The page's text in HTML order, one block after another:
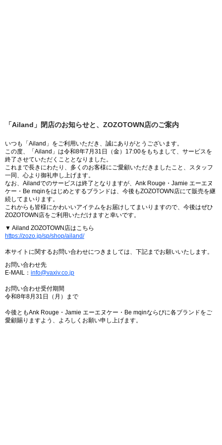
「Ailand」閉店のお知らせと、ZOZOTOWN店のご案内
いつも「Ailand」をご利用いただき、誠にありがとうございます。
この度、「Ailand」は令和8年7月31日（金）17:00をもちまして、サービスを
終了させていただくこととなりました。
これまで長きにわたり、多くのお客様にご愛顧いただきましたこと、スタッフ
一同、心より御礼申し上げます。
なお、Ailandでのサービスは終了となりますが、Ank Rouge・Jamie エーエヌ
ケー・Be mqinをはじめとするブランドは、今後もZOZOTOWN店にて販売を継
続してまいります。
これからも皆様にかわいいアイテムをお届けしてまいりますので、今後はぜひ
ZOZOTOWN店をご利用いただけますと幸いです。
▼ Ailand ZOZOTOWN店はこちら
https://zozo.jp/sp/shop/ailand/
本サイトに関するお問い合わせにつきましては、下記までお願いいたします。
お問い合わせ先
E-MAIL： info@vaxiv.co.jp
お問い合わせ受付期間
令和8年8月31日（月）まで
今後ともAnk Rouge・Jamie エーエヌケー・Be mqinならびに各ブランドをご
愛顧賜りますよう、よろしくお願い申し上げます。